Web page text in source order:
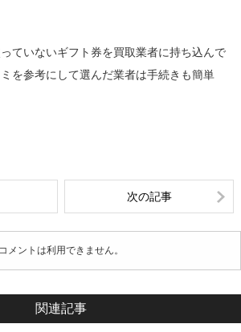
っていないギフト券を買取業者に持ち込んで
を参考にして選んだ業者は手続きも簡単
次の記事
コメントは利用できません。
関連記事